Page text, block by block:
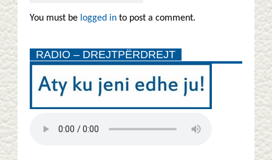
You must be logged in to post a comment.
RADIO – DREJTPËRDREJT